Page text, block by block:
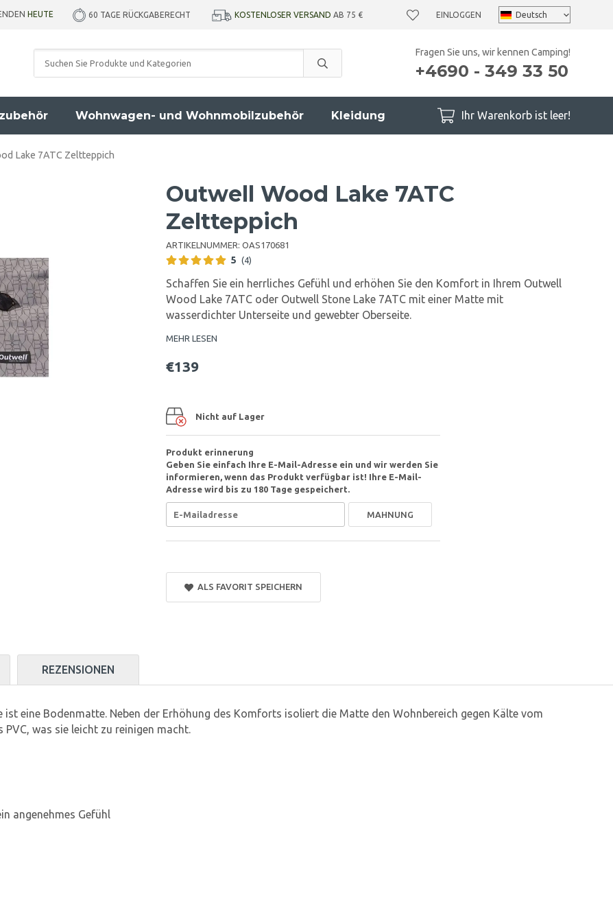
HEUTE 60 TAGE RÜCKGABERECHT KOSTENLOSER VERSAND AB 75 € EINLOGGEN
Fragen Sie uns, wir kennen Camping!
+4690 - 349 33 50
Wohnwagen- und Wohnmobilzubehör Kleidung Ihr Warenkorb ist leer!
Lake 7ATC Zeltteppich
Outwell Wood Lake 7ATC
Zeltteppich
ARTIKELNUMMER: OAS170681
5 (4)
Schaffen Sie ein herrliches Gefühl und erhöhen Sie den Komfort in Ihrem Outwell
Wood Lake 7ATC oder Outwell Stone Lake 7ATC mit einer Matte mit
wasserdichter Unterseite und gewebter Oberseite.
MEHR LESEN
€139
Nicht auf Lager
Produkt erinnerung
Geben Sie einfach Ihre E-Mail-Adresse ein und wir werden Sie
informieren, wenn das Produkt verfügbar ist! Ihre E-Mail-
Adresse wird bis zu 180 Tage gespeichert.
MAHNUNG
ALS FAVORIT SPEICHERN
REZENSIONEN
eine Bodenmatte. Neben der Erhöhung des Komforts isoliert die Matte den Wohnbereich gegen Kälte vom
was sie leicht zu reinigen macht.
angenehmes Gefühl